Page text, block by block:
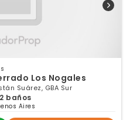
Los Nogales
Suárez, GBA Sur
baños
Aires